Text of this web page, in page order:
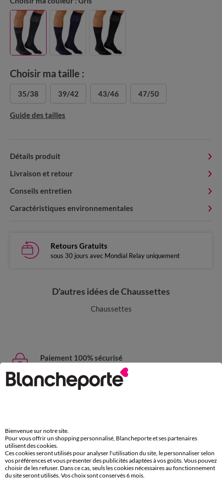
Choisir ma taille :
35/38 39/42 43/46 47/50
Guide des tailles
Détails produit
Livraison et retour
Conseils entretien
Caractéristiques environnementales
Retours Gratuits
sous 30 jours avec Mondial Relay uniquement
D'autres idées de Chaussettes
Chaussettes
Paiement 100% sécurisé
Payez plus tard ou en plusieurs fois
Livraison express
Retours gratuits
sous 30 jours avec Mondial Relay uniquement
Service clients
par chat et par téléphone
de 8h00 à 20h00 du lundi au samedi
Bienvenue sur notre site.
Pour vous offrir un shopping personnalisé, Blancheporte et ses partenaires
utilisent des cookies.
Ces cookies seront utilisés pour analyser l'utilisation du site, le personnaliser selon
vos préférences et vous présenter des publicités adaptées à vos goûts. Vous pouvez
choisir de les refuser. Dans ce cas, seuls les cookies nécessaires au fonctionnement
du site seront utilisés. Vos choix sont conservés 6 mois.